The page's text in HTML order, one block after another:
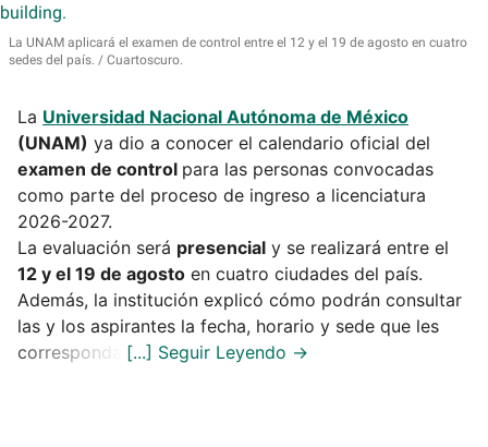
La UNAM aplicará el examen de control entre el 12 y el 19 de agosto en cuatro
sedes del país.
Cuartoscuro.
La Universidad Nacional Autónoma de México
(UNAM) ya dio a conocer el calendario oficial del
examen de control para las personas convocadas
como parte del proceso de ingreso a licenciatura
2026-2027.
La evaluación será presencial y se realizará entre el
12 y el 19 de agosto en cuatro ciudades del país.
Además, la institución explicó cómo podrán consultar
las y los aspirantes la fecha, horario y sede que les
corresponda.